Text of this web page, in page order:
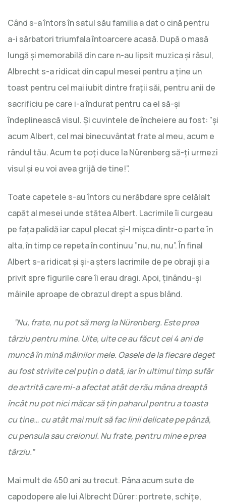
Când s-a întors în satul său familia a dat o cină pentru
a-i sărbatori triumfala întoarcere acasă. După o masă
lungă şi memorabilă din care n-au lipsit muzica şi râsul,
Albrecht s-a ridicat din capul mesei pentru a ţine un
toast pentru cel mai iubit dintre fraţii săi, pentru anii de
sacrificiu pe care i-a îndurat pentru ca el să-şi
îndeplinească visul. Şi cuvintele de încheiere au fost: ”şi
acum Albert, cel mai binecuvântat frate al meu, acum e
rândul tău. Acum te poţi duce la Nürenberg să-ţi urmezi
visul şi eu voi avea grijă de tine!”.
Toate capetele s-au întors cu nerăbdare spre celălalt
capăt al mesei unde stătea Albert. Lacrimile îi curgeau
pe faţa palidă iar capul plecat şi-l mişca dintr-o parte în
alta, în timp ce repeta în continuu ”nu, nu, nu”. În final
Albert s-a ridicat şi şi-a şters lacrimile de pe obraji şi a
privit spre figurile care îi erau dragi. Apoi, ţinându-şi
mâinile aproape de obrazul drept a spus blând.
”Nu, frate, nu pot să merg la Nürenberg. Este prea
târziu pentru mine. Uite, uite ce au făcut cei 4 ani de
muncă în mină mâinilor mele. Oasele de la fiecare deget
au fost strivite cel puţin o dată, iar în ultimul timp sufăr
de artrită care mi-a afectat atât de rău mâna dreaptă
încât nu pot nici măcar să ţin paharul pentru a toasta
cu tine… cu atât mai mult să fac linii delicate pe pânză,
cu pensula sau creionul. Nu frate, pentru mine e prea
târziu.”
Mai mult de 450 ani au trecut. Pâna acum sute de
capodopere ale lui Albrecht Dürer: portrete, schiţe,